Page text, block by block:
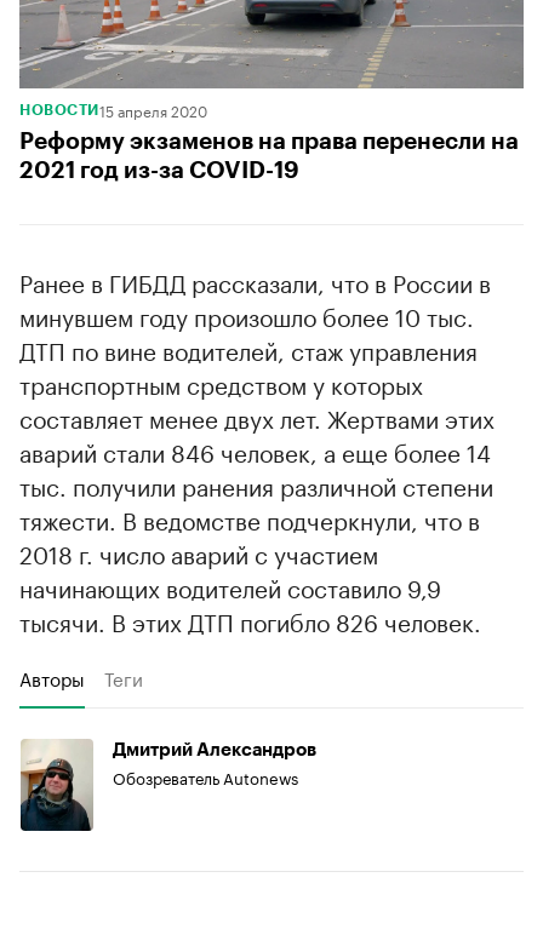
НОВОСТИ 15 апреля 2020
Реформу экзаменов на права перенесли на
2021 год из-за COVID-19
Ранее в ГИБДД рассказали, что в России в
минувшем году произошло более 10 тыс.
ДТП по вине водителей, стаж управления
транспортным средством у которых
составляет менее двух лет. Жертвами этих
аварий стали 846 человек, а еще более 14
тыс. получили ранения различной степени
тяжести. В ведомстве подчеркнули, что в
2018 г. число аварий с участием
начинающих водителей составило 9,9
тысячи. В этих ДТП погибло 826 человек.
Авторы Теги
Дмитрий Александров
Обозреватель Autonews